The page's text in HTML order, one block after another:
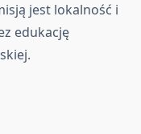
jest lokalność i
edukację